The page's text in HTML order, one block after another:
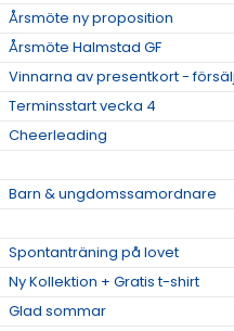
Årsmöte ny proposition
Årsmöte Halmstad GF
Vinnarna av presentkort -
Terminsstart vecka 4
Cheerleading
Barn & ungdomssamordnare
Spontanträning på lovet
Ny Kollektion + Gratis t-shirt
Glad sommar